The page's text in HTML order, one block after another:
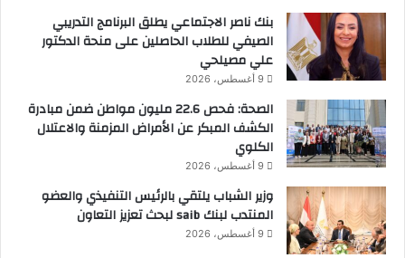
بنك ناصر الاجتماعي يطلق البرنامج التدريبي
الصيفي للطلاب الحاصلين على منحة الدكتور
علي مصيلحي
9 أغسطس، 2026
الصحة: فحص 22.6 مليون مواطن ضمن مبادرة
الكشف المبكر عن الأمراض المزمنة والاعتلال
الكلوي
9 أغسطس، 2026
وزير الشباب يلتقي بالرئيس التنفيذي والعضو
المنتدب لبنك saib لبحث تعزيز التعاون
9 أغسطس، 2026